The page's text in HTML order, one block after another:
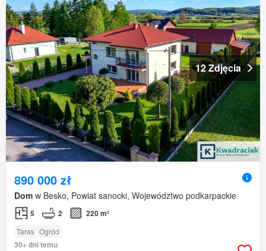
12 Zdjęcia
890 000 zł
Dom w Besko, Powiat sanocki, Województwo podkarpackie
5 2 220 m²
Taras Ogród
30+ dni temu